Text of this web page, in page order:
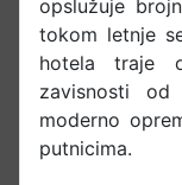
opslužuje
tokom letnje
hotela traje
zavisnosti od
moderno
putnicima.​